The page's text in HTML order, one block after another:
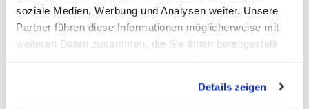
soziale Medien, Werbung und Analysen weiter. Unsere
Partner führen diese Informationen möglicherweise mit
weiteren Daten zusammen, die Sie ihnen bereitgestellt
Details zeigen